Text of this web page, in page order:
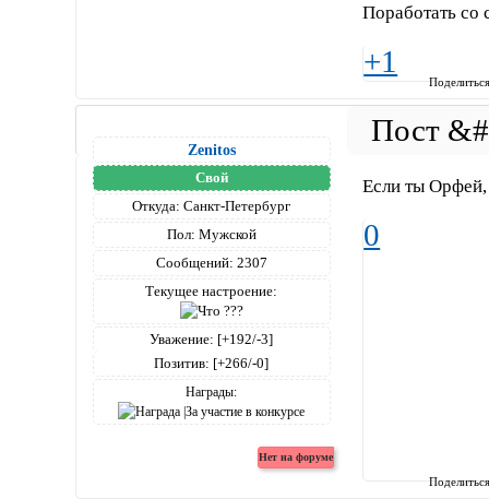
Поработать со
+1
Zenitos
Свой
Откуда: Санкт-Петербург
Пол: Мужской
Сообщений: 2307
Текущее настроение:
Уважение: [+192/-3]
Позитив: [+266/-0]
Награды:
Если ты Орфей,
0